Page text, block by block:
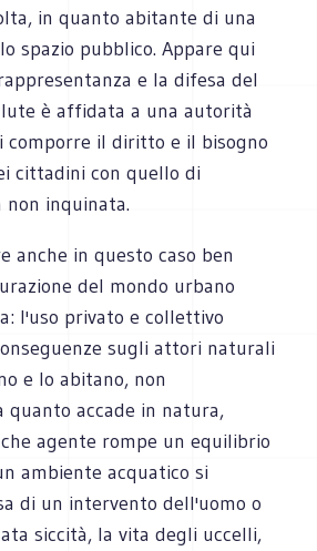
in quanto abitante di una
spazio pubblico. Appare qui
e la difesa del
è affidata a una autorità
comporre il diritto e il bisogno
cittadini con quello di
non inquinata.
anche in questo caso ben
del mondo urbano
l'uso privato e collettivo
sugli attori naturali
e lo abitano, non
quanto accade in natura,
agente rompe un equilibrio
ambiente acquatico si
di un intervento dell'uomo o
siccità, la vita degli uccelli,